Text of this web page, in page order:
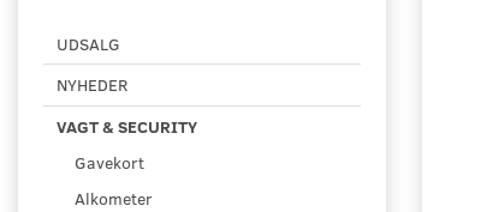
UDSALG
NYHEDER
VAGT & SECURITY
Gavekort
Alkometer